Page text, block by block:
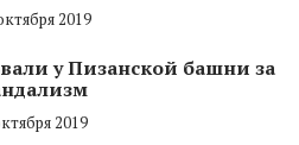
2019
у Пизанской башни за
2019